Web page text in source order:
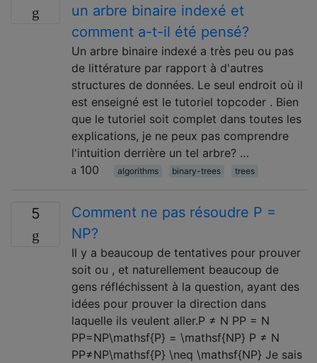
un arbre binaire indexé et
comment a-t-il été pensé?
Un arbre binaire indexé a très peu ou pas
de littérature par rapport à d'autres
structures de données. Le seul endroit où il
est enseigné est le tutoriel topcoder . Bien
que le tutoriel soit complet dans toutes les
explications, je ne peux pas comprendre
l'intuition derrière un tel arbre? …
100
algorithms binary-trees trees
5
Comment ne pas résoudre P =
NP?
Il y a beaucoup de tentatives pour prouver
soit ou , et naturellement beaucoup de
gens réfléchissent à la question, ayant des
idées pour prouver la direction dans
laquelle ils veulent aller.P ≠ N PP = N
PP=NP\mathsf{P} = \mathsf{NP} P ≠ N
PP≠NP\mathsf{P} \neq \mathsf{NP} Je sais